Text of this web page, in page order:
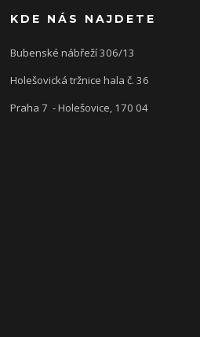
KDE NÁS NAJDETE
Bubenské nábřeží 306/13
Holešovická tržnice hala č. 36
Praha 7 - Holešovice, 170 04